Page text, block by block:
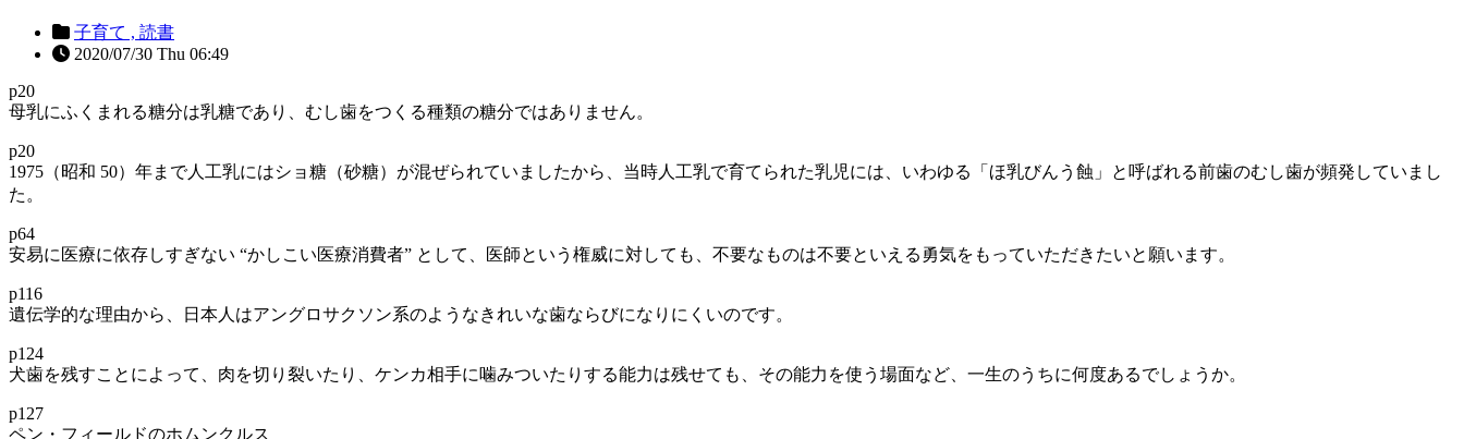
子育て , 読書
2020/07/30 Thu 06:49
p20
母乳にふくまれる糖分は乳糖であり、むし歯をつくる種類の糖分ではありません。
p20
1975（昭和 50）年まで人工乳にはショ糖（砂糖）が混ぜられていましたから、当時人工乳で育てられた乳児には、いわゆる「ほ乳びんう蝕」と呼ばれる前歯のむし歯が頻発していまし
た。
p64
安易に医療に依存しすぎない “かしこい医療消費者” として、医師という権威に対しても、不要なものは不要といえる勇気をもっていただきたいと願います。
p116
遺伝学的な理由から、日本人はアングロサクソン系のようなきれいな歯ならびになりにくいのです。
p124
犬歯を残すことによって、肉を切り裂いたり、ケンカ相手に噛みついたりする能力は残せても、その能力を使う場面など、一生のうちに何度あるでしょうか。
p127
ペン・フィールドのホムンクルス